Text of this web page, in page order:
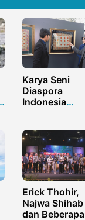
Karya Seni
Diaspora
Indonesia
Pameran Seni
Ebru Turki
Erick Thohir,
Najwa Shihab
dan Beberapa